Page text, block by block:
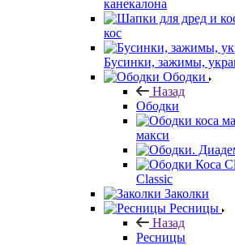
канекалона
кос
Бусинки, зажимы,
Ободки
Назад
Ободки
макси
Classic
Заколки
Ресницы
Назад
Ресницы